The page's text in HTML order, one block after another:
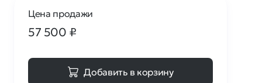
Цена продажи
57 500 ₽
Добавить в корзину